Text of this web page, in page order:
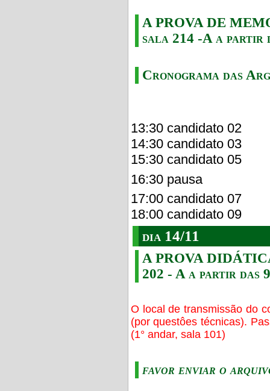
A PROVA DE
sala 214 -A a partir
Cronograma das
13:30 candidato 02
14:30 candidato 03
15:30 candidato 05
16:30 pausa
17:00 candidato 07
18:00 candidato 09
dia 14/11
A PROVA
202 - A a partir das
O local de transmissão do
(por questôes técnicas).
(1° andar, sala 101)
favor enviar o